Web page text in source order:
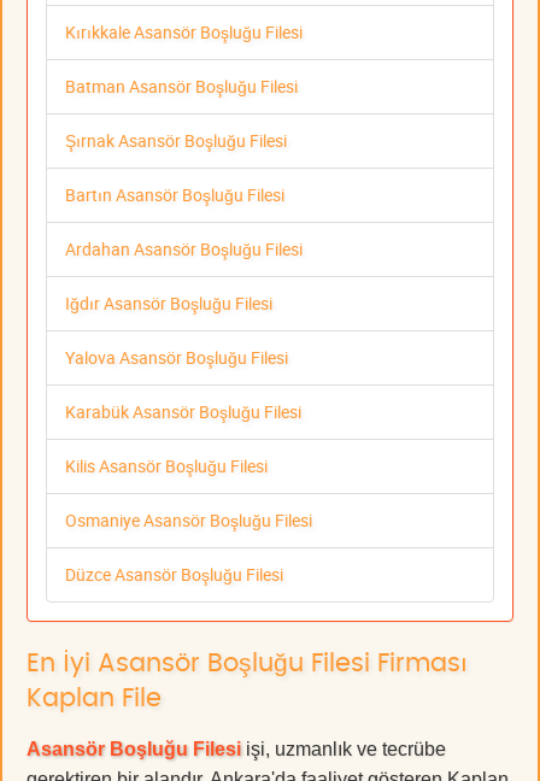
Kırıkkale Asansör Boşluğu Filesi
Batman Asansör Boşluğu Filesi
Şırnak Asansör Boşluğu Filesi
Bartın Asansör Boşluğu Filesi
Ardahan Asansör Boşluğu Filesi
Iğdır Asansör Boşluğu Filesi
Yalova Asansör Boşluğu Filesi
Karabük Asansör Boşluğu Filesi
Kilis Asansör Boşluğu Filesi
Osmaniye Asansör Boşluğu Filesi
Düzce Asansör Boşluğu Filesi
En İyi Asansör Boşluğu Filesi Firması
Kaplan File
Asansör Boşluğu Filesi işi, uzmanlık ve tecrübe